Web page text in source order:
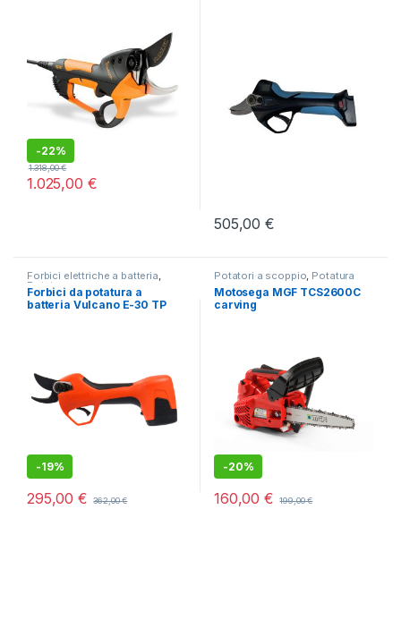
-22%
1.025,00 €
1.318,00€
505,00€
Forbici elettriche a batteria,
Potatura
Forbici da potatura a
batteria Vulcano E-30 TP
-19%
295,00€ 362,00€
Potatori a scoppio, Potatura
Motosega MGF TCS2600C
carving
-20%
160,00€ 199,00€